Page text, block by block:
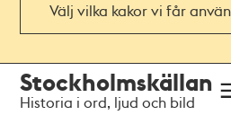
Välj vilka kakor vi får
navigationen
huvudinnehållet
Stockholmskällan
Historia i ord, ljud och bild